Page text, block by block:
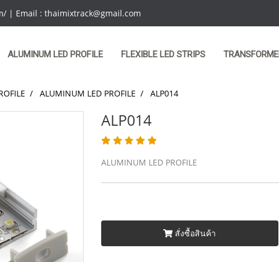
| Email : thaimixtrack@gmail.com
ALUMINUM LED PROFILE FLEXIBLE LED STRIPS
ALUMINUM LED PROFILE ALP014
ALP014
ALUMINUM LED PROFILE
สั่งซื้อสินค้า